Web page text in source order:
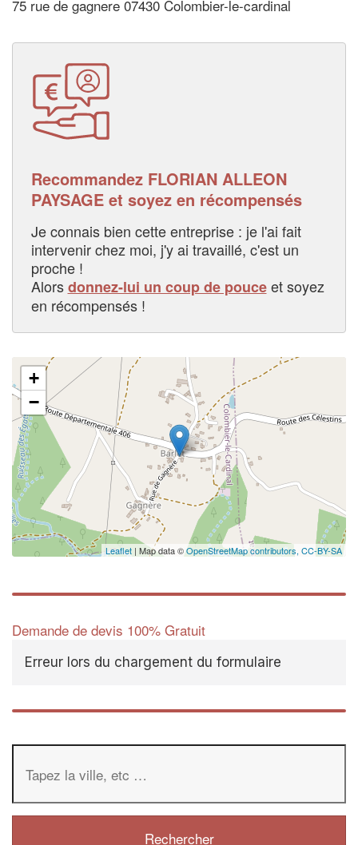
75 rue de gagnere 07430 Colombier-le-cardinal
Recommandez FLORIAN ALLEON
PAYSAGE et soyez en récompensés
Je connais bien cette entreprise : je l'ai fait
intervenir chez moi, j'y ai travaillé, c'est un
proche !
Alorsdonnez-lui un coup de pouceet soyez
en récompensés !
+
−
Leaflet | Map data ©OpenStreetMap contributors, CC-BY-SA
Demande de devis 100% Gratuit
Erreur lors du chargement du formulaire